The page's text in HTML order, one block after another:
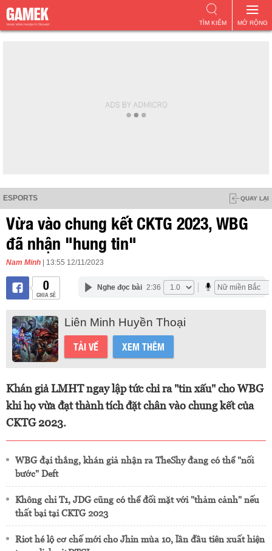
MỞ RỘNG
TÌM KIẾM
ESPORTS QUAY LẠI
Vừa vào chung kết CKTG 2023, WBG
đã nhận "hung tin"
Nam Minh | 13:55 12/11/2023
0
CHIA SẺ
Nghe đọc bài 2:36
Liên Minh Huyền Thoại
TẢI VỀ XEM THÊM
Khán giả LMHT ngay lập tức chỉ ra "tin xấu" cho WBG
khi họ vừa đạt thành tích đặt chân vào chung kết của
CKTG 2023.
WBG đại thắng, khán giả nhận ra TheShy đang có thể "nối
bước" Deft
Không chỉ T1, JDG cũng có thể đối mặt với "thảm cảnh" nếu
thất bại tại CKTG 2023
Riot hé lộ cơ chế mới cho Jhin mùa 10, lần đầu tiên xuất hiện